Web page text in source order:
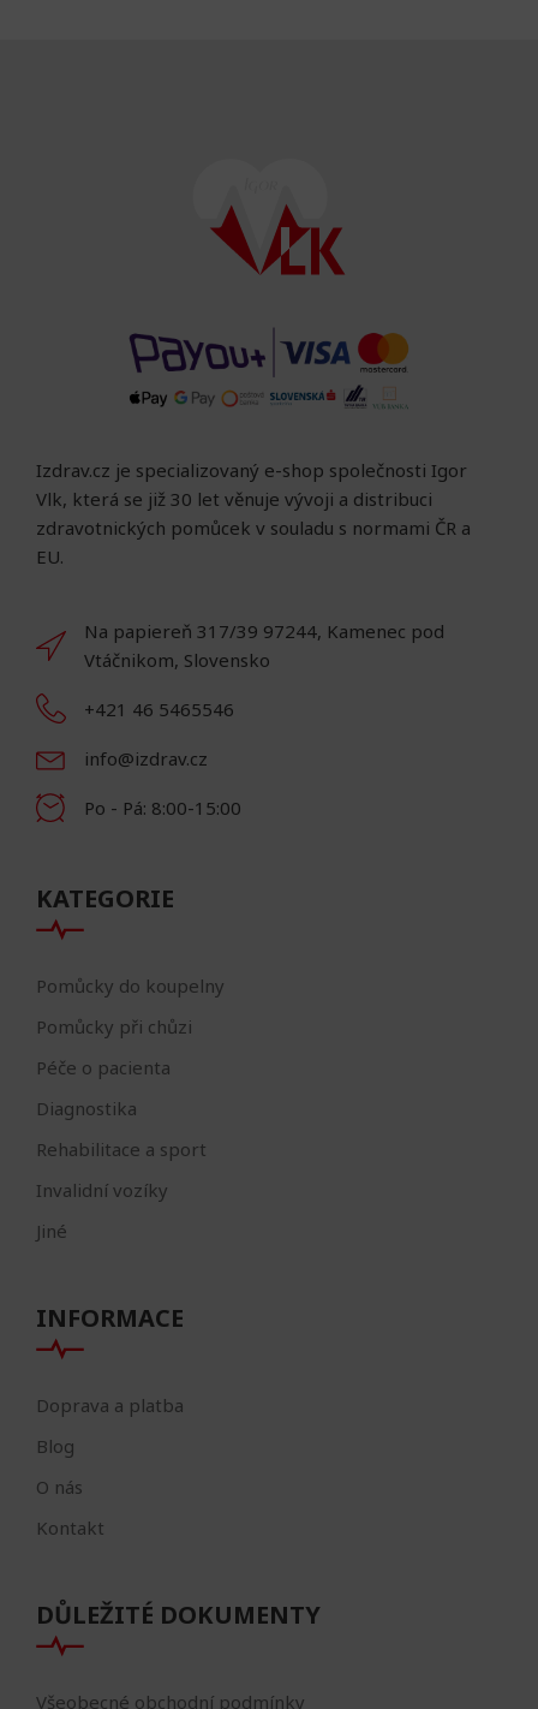
Izdrav.cz je specializovaný e-shop společnosti Igor
Vlk, která se již 30 let věnuje vývoji a distribuci
zdravotnických pomůcek v souladu s normami ČR a
EU.
Na papiereň 317/39 97244, Kamenec pod
Vtáčnikom, Slovensko
+421 46 5465546
info@izdrav.cz
Po - Pá: 8:00-15:00
KATEGORIE
Pomůcky do koupelny
Pomůcky při chůzi
Péče o pacienta
Diagnostika
Rehabilitace a sport
Invalidní vozíky
Jiné
INFORMACE
Doprava a platba
Blog
O nás
Kontakt
DŮLEŽITÉ DOKUMENTY
Všeobecné obchodní podmínky